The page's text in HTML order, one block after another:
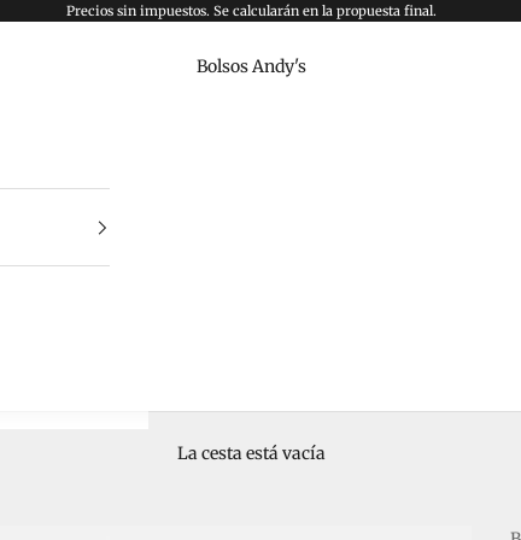
Precios sin impuestos. Se calcularán en la propuesta final.
Bolsos Andy's
La cesta está vacía